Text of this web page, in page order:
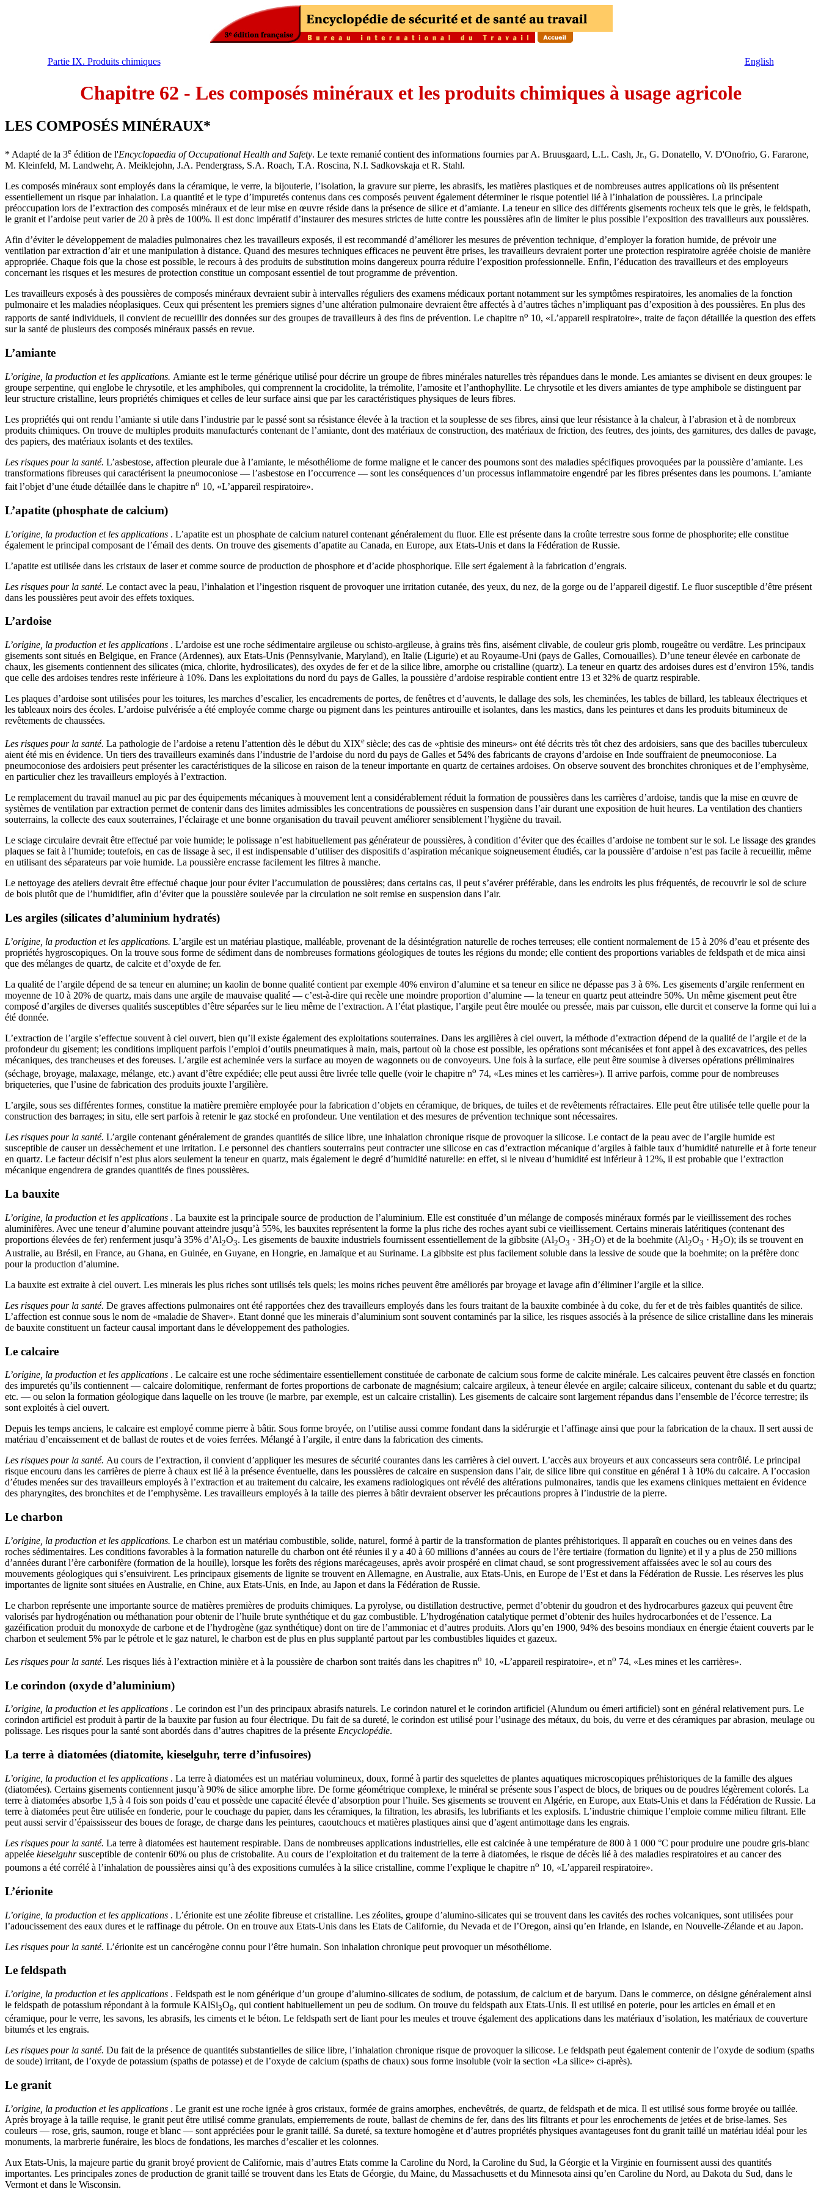
Partie IX. Produits chimiques English
Chapitre 62 - Les composés minéraux et les produits chimiques à usage agricole
LES COMPOSÉS MINÉRAUX*
* Adapté de la 3e édition de l'Encyclopaedia of Occupational Health and Safety. Le texte remanié contient des informations fournies par A. Bruusgaard, L.L. Cash, Jr., G. Donatello, V. D'Onofrio, G. Fararone,
M. Kleinfeld, M. Landwehr, A. Meiklejohn, J.A. Pendergrass, S.A. Roach, T.A. Roscina, N.I. Sadkovskaja et R. Stahl.
Les composés minéraux sont employés dans la céramique, le verre, la bijouterie, l’isolation, la gravure sur pierre, les abrasifs, les matières plastiques et de nombreuses autres applications où ils présentent
essentiellement un risque par inhalation. La quantité et le type d’impuretés contenus dans ces composés peuvent également déterminer le risque potentiel lié à l’inhalation de poussières. La principale
préoccupation lors de l’extraction des composés minéraux et de leur mise en œuvre réside dans la présence de silice et d’amiante. La teneur en silice des différents gisements rocheux tels que le grès, le feldspath,
le granit et l’ardoise peut varier de 20 à près de 100%. Il est donc impératif d’instaurer des mesures strictes de lutte contre les poussières afin de limiter le plus possible l’exposition des travailleurs aux poussières.
Afin d’éviter le développement de maladies pulmonaires chez les travailleurs exposés, il est recommandé d’améliorer les mesures de prévention technique, d’employer la foration humide, de prévoir une
ventilation par extraction d’air et une manipulation à distance. Quand des mesures techniques efficaces ne peuvent être prises, les travailleurs devraient porter une protection respiratoire agréée choisie de manière
appropriée. Chaque fois que la chose est possible, le recours à des produits de substitution moins dangereux pourra réduire l’exposition professionnelle. Enfin, l’éducation des travailleurs et des employeurs
concernant les risques et les mesures de protection constitue un composant essentiel de tout programme de prévention.
Les travailleurs exposés à des poussières de composés minéraux devraient subir à intervalles réguliers des examens médicaux portant notamment sur les symptômes respiratoires, les anomalies de la fonction
pulmonaire et les maladies néoplasiques. Ceux qui présentent les premiers signes d’une altération pulmonaire devraient être affectés à d’autres tâches n’impliquant pas d’exposition à des poussières. En plus des
rapports de santé individuels, il convient de recueillir des données sur des groupes de travailleurs à des fins de prévention. Le chapitre no 10, «L’appareil respiratoire», traite de façon détaillée la question des effets
sur la santé de plusieurs des composés minéraux passés en revue.
L’amiante
L’origine, la production et les applications. Amiante est le terme générique utilisé pour décrire un groupe de fibres minérales naturelles très répandues dans le monde. Les amiantes se divisent en deux groupes: le
groupe serpentine, qui englobe le chrysotile, et les amphiboles, qui comprennent la crocidolite, la trémolite, l’amosite et l’anthophyllite. Le chrysotile et les divers amiantes de type amphibole se distinguent par
leur structure cristalline, leurs propriétés chimiques et celles de leur surface ainsi que par les caractéristiques physiques de leurs fibres.
Les propriétés qui ont rendu l’amiante si utile dans l’industrie par le passé sont sa résistance élevée à la traction et la souplesse de ses fibres, ainsi que leur résistance à la chaleur, à l’abrasion et à de nombreux
produits chimiques. On trouve de multiples produits manufacturés contenant de l’amiante, dont des matériaux de construction, des matériaux de friction, des feutres, des joints, des garnitures, des dalles de pavage,
des papiers, des matériaux isolants et des textiles.
Les risques pour la santé. L’asbestose, affection pleurale due à l’amiante, le mésothéliome de forme maligne et le cancer des poumons sont des maladies spécifiques provoquées par la poussière d’amiante. Les
transformations fibreuses qui caractérisent la pneumoconiose — l’asbestose en l’occurrence — sont les conséquences d’un processus inflammatoire engendré par les fibres présentes dans les poumons. L’amiante
fait l’objet d’une étude détaillée dans le chapitre no 10, «L’appareil respiratoire».
L’apatite (phosphate de calcium)
L’origine, la production et les applications . L’apatite est un phosphate de calcium naturel contenant généralement du fluor. Elle est présente dans la croûte terrestre sous forme de phosphorite; elle constitue
également le principal composant de l’émail des dents. On trouve des gisements d’apatite au Canada, en Europe, aux Etats-Unis et dans la Fédération de Russie.
L’apatite est utilisée dans les cristaux de laser et comme source de production de phosphore et d’acide phosphorique. Elle sert également à la fabrication d’engrais.
Les risques pour la santé. Le contact avec la peau, l’inhalation et l’ingestion risquent de provoquer une irritation cutanée, des yeux, du nez, de la gorge ou de l’appareil digestif. Le fluor susceptible d’être présent
dans les poussières peut avoir des effets toxiques.
L’ardoise
L’origine, la production et les applications . L’ardoise est une roche sédimentaire argileuse ou schisto-argileuse, à grains très fins, aisément clivable, de couleur gris plomb, rougeâtre ou verdâtre. Les principaux
gisements sont situés en Belgique, en France (Ardennes), aux Etats-Unis (Pennsylvanie, Maryland), en Italie (Ligurie) et au Royaume-Uni (pays de Galles, Cornouailles). D’une teneur élevée en carbonate de
chaux, les gisements contiennent des silicates (mica, chlorite, hydrosilicates), des oxydes de fer et de la silice libre, amorphe ou cristalline (quartz). La teneur en quartz des ardoises dures est d’environ 15%, tandis
que celle des ardoises tendres reste inférieure à 10%. Dans les exploitations du nord du pays de Galles, la poussière d’ardoise respirable contient entre 13 et 32% de quartz respirable.
Les plaques d’ardoise sont utilisées pour les toitures, les marches d’escalier, les encadrements de portes, de fenêtres et d’auvents, le dallage des sols, les cheminées, les tables de billard, les tableaux électriques et
les tableaux noirs des écoles. L’ardoise pulvérisée a été employée comme charge ou pigment dans les peintures antirouille et isolantes, dans les mastics, dans les peintures et dans les produits bitumineux de
revêtements de chaussées.
Les risques pour la santé. La pathologie de l’ardoise a retenu l’attention dès le début du XIXe siècle; des cas de «phtisie des mineurs» ont été décrits très tôt chez des ardoisiers, sans que des bacilles tuberculeux
aient été mis en évidence. Un tiers des travailleurs examinés dans l’industrie de l’ardoise du nord du pays de Galles et 54% des fabricants de crayons d’ardoise en Inde souffraient de pneumoconiose. La
pneumoconiose des ardoisiers peut présenter les caractéristiques de la silicose en raison de la teneur importante en quartz de certaines ardoises. On observe souvent des bronchites chroniques et de l’emphysème,
en particulier chez les travailleurs employés à l’extraction.
Le remplacement du travail manuel au pic par des équipements mécaniques à mouvement lent a considérablement réduit la formation de poussières dans les carrières d’ardoise, tandis que la mise en œuvre de
systèmes de ventilation par extraction permet de contenir dans des limites admissibles les concentrations de poussières en suspension dans l’air durant une exposition de huit heures. La ventilation des chantiers
souterrains, la collecte des eaux souterraines, l’éclairage et une bonne organisation du travail peuvent améliorer sensiblement l’hygiène du travail.
Le sciage circulaire devrait être effectué par voie humide; le polissage n’est habituellement pas générateur de poussières, à condition d’éviter que des écailles d’ardoise ne tombent sur le sol. Le lissage des grandes
plaques se fait à l’humide; toutefois, en cas de lissage à sec, il est indispensable d’utiliser des dispositifs d’aspiration mécanique soigneusement étudiés, car la poussière d’ardoise n’est pas facile à recueillir, même
en utilisant des séparateurs par voie humide. La poussière encrasse facilement les filtres à manche.
Le nettoyage des ateliers devrait être effectué chaque jour pour éviter l’accumulation de poussières; dans certains cas, il peut s’avérer préférable, dans les endroits les plus fréquentés, de recouvrir le sol de sciure
de bois plutôt que de l’humidifier, afin d’éviter que la poussière soulevée par la circulation ne soit remise en suspension dans l’air.
Les argiles (silicates d’aluminium hydratés)
L’origine, la production et les applications. L’argile est un matériau plastique, malléable, provenant de la désintégration naturelle de roches terreuses; elle contient normalement de 15 à 20% d’eau et présente des
propriétés hygroscopiques. On la trouve sous forme de sédiment dans de nombreuses formations géologiques de toutes les régions du monde; elle contient des proportions variables de feldspath et de mica ainsi
que des mélanges de quartz, de calcite et d’oxyde de fer.
La qualité de l’argile dépend de sa teneur en alumine; un kaolin de bonne qualité contient par exemple 40% environ d’alumine et sa teneur en silice ne dépasse pas 3 à 6%. Les gisements d’argile renferment en
moyenne de 10 à 20% de quartz, mais dans une argile de mauvaise qualité — c’est-à-dire qui recèle une moindre proportion d’alumine — la teneur en quartz peut atteindre 50%. Un même gisement peut être
composé d’argiles de diverses qualités susceptibles d’être séparées sur le lieu même de l’extraction. A l’état plastique, l’argile peut être moulée ou pressée, mais par cuisson, elle durcit et conserve la forme qui lui a
été donnée.
L’extraction de l’argile s’effectue souvent à ciel ouvert, bien qu’il existe également des exploitations souterraines. Dans les argilières à ciel ouvert, la méthode d’extraction dépend de la qualité de l’argile et de la
profondeur du gisement; les conditions impliquent parfois l’emploi d’outils pneumatiques à main, mais, partout où la chose est possible, les opérations sont mécanisées et font appel à des excavatrices, des pelles
mécaniques, des trancheuses et des foreuses. L’argile est acheminée vers la surface au moyen de wagonnets ou de convoyeurs. Une fois à la surface, elle peut être soumise à diverses opérations préliminaires
(séchage, broyage, malaxage, mélange, etc.) avant d’être expédiée; elle peut aussi être livrée telle quelle (voir le chapitre no 74, «Les mines et les carrières»). Il arrive parfois, comme pour de nombreuses
briqueteries, que l’usine de fabrication des produits jouxte l’argilière.
L’argile, sous ses différentes formes, constitue la matière première employée pour la fabrication d’objets en céramique, de briques, de tuiles et de revêtements réfractaires. Elle peut être utilisée telle quelle pour la
construction des barrages; in situ, elle sert parfois à retenir le gaz stocké en profondeur. Une ventilation et des mesures de prévention technique sont nécessaires.
Les risques pour la santé. L’argile contenant généralement de grandes quantités de silice libre, une inhalation chronique risque de provoquer la silicose. Le contact de la peau avec de l’argile humide est
susceptible de causer un dessèchement et une irritation. Le personnel des chantiers souterrains peut contracter une silicose en cas d’extraction mécanique d’argiles à faible taux d’humidité naturelle et à forte teneur
en quartz. Le facteur décisif n’est plus alors seulement la teneur en quartz, mais également le degré d’humidité naturelle: en effet, si le niveau d’humidité est inférieur à 12%, il est probable que l’extraction
mécanique engendrera de grandes quantités de fines poussières.
La bauxite
L’origine, la production et les applications . La bauxite est la principale source de production de l’aluminium. Elle est constituée d’un mélange de composés minéraux formés par le vieillissement des roches
aluminifères. Avec une teneur d’alumine pouvant atteindre jusqu’à 55%, les bauxites représentent la forme la plus riche des roches ayant subi ce vieillissement. Certains minerais latéritiques (contenant des
proportions élevées de fer) renferment jusqu’à 35% d’Al2O3. Les gisements de bauxite industriels fournissent essentiellement de la gibbsite (Al2O3 · 3H2O) et de la boehmite (Al2O3 · H2O); ils se trouvent en
Australie, au Brésil, en France, au Ghana, en Guinée, en Guyane, en Hongrie, en Jamaïque et au Suriname. La gibbsite est plus facilement soluble dans la lessive de soude que la boehmite; on la préfère donc
pour la production d’alumine.
La bauxite est extraite à ciel ouvert. Les minerais les plus riches sont utilisés tels quels; les moins riches peuvent être améliorés par broyage et lavage afin d’éliminer l’argile et la silice.
Les risques pour la santé. De graves affections pulmonaires ont été rapportées chez des travailleurs employés dans les fours traitant de la bauxite combinée à du coke, du fer et de très faibles quantités de silice.
L’affection est connue sous le nom de «maladie de Shaver». Etant donné que les minerais d’aluminium sont souvent contaminés par la silice, les risques associés à la présence de silice cristalline dans les minerais
de bauxite constituent un facteur causal important dans le développement des pathologies.
Le calcaire
L’origine, la production et les applications . Le calcaire est une roche sédimentaire essentiellement constituée de carbonate de calcium sous forme de calcite minérale. Les calcaires peuvent être classés en fonction
des impuretés qu’ils contiennent — calcaire dolomitique, renfermant de fortes proportions de carbonate de magnésium; calcaire argileux, à teneur élevée en argile; calcaire siliceux, contenant du sable et du quartz;
etc. — ou selon la formation géologique dans laquelle on les trouve (le marbre, par exemple, est un calcaire cristallin). Les gisements de calcaire sont largement répandus dans l’ensemble de l’écorce terrestre; ils
sont exploités à ciel ouvert.
Depuis les temps anciens, le calcaire est employé comme pierre à bâtir. Sous forme broyée, on l’utilise aussi comme fondant dans la sidérurgie et l’affinage ainsi que pour la fabrication de la chaux. Il sert aussi de
matériau d’encaissement et de ballast de routes et de voies ferrées. Mélangé à l’argile, il entre dans la fabrication des ciments.
Les risques pour la santé. Au cours de l’extraction, il convient d’appliquer les mesures de sécurité courantes dans les carrières à ciel ouvert. L’accès aux broyeurs et aux concasseurs sera contrôlé. Le principal
risque encouru dans les carrières de pierre à chaux est lié à la présence éventuelle, dans les poussières de calcaire en suspension dans l’air, de silice libre qui constitue en général 1 à 10% du calcaire. A l’occasion
d’études menées sur des travailleurs employés à l’extraction et au traitement du calcaire, les examens radiologiques ont révélé des altérations pulmonaires, tandis que les examens cliniques mettaient en évidence
des pharyngites, des bronchites et de l’emphysème. Les travailleurs employés à la taille des pierres à bâtir devraient observer les précautions propres à l’industrie de la pierre.
Le charbon
L’origine, la production et les applications. Le charbon est un matériau combustible, solide, naturel, formé à partir de la transformation de plantes préhistoriques. Il apparaît en couches ou en veines dans des
roches sédimentaires. Les conditions favorables à la formation naturelle du charbon ont été réunies il y a 40 à 60 millions d’années au cours de l’ère tertiaire (formation du lignite) et il y a plus de 250 millions
d’années durant l’ère carbonifère (formation de la houille), lorsque les forêts des régions marécageuses, après avoir prospéré en climat chaud, se sont progressivement affaissées avec le sol au cours des
mouvements géologiques qui s’ensuivirent. Les principaux gisements de lignite se trouvent en Allemagne, en Australie, aux Etats-Unis, en Europe de l’Est et dans la Fédération de Russie. Les réserves les plus
importantes de lignite sont situées en Australie, en Chine, aux Etats-Unis, en Inde, au Japon et dans la Fédération de Russie.
Le charbon représente une importante source de matières premières de produits chimiques. La pyrolyse, ou distillation destructive, permet d’obtenir du goudron et des hydrocarbures gazeux qui peuvent être
valorisés par hydrogénation ou méthanation pour obtenir de l’huile brute synthétique et du gaz combustible. L’hydrogénation catalytique permet d’obtenir des huiles hydrocarbonées et de l’essence. La
gazéification produit du monoxyde de carbone et de l’hydrogène (gaz synthétique) dont on tire de l’ammoniac et d’autres produits. Alors qu’en 1900, 94% des besoins mondiaux en énergie étaient couverts par le
charbon et seulement 5% par le pétrole et le gaz naturel, le charbon est de plus en plus supplanté partout par les combustibles liquides et gazeux.
Les risques pour la santé. Les risques liés à l’extraction minière et à la poussière de charbon sont traités dans les chapitres no 10, «L’appareil respiratoire», et no 74, «Les mines et les carrières».
Le corindon (oxyde d’aluminium)
L’origine, la production et les applications . Le corindon est l’un des principaux abrasifs naturels. Le corindon naturel et le corindon artificiel (Alundum ou émeri artificiel) sont en général relativement purs. Le
corindon artificiel est produit à partir de la bauxite par fusion au four électrique. Du fait de sa dureté, le corindon est utilisé pour l’usinage des métaux, du bois, du verre et des céramiques par abrasion, meulage ou
polissage. Les risques pour la santé sont abordés dans d’autres chapitres de la présente Encyclopédie.
La terre à diatomées (diatomite, kieselguhr, terre d’infusoires)
L’origine, la production et les applications . La terre à diatomées est un matériau volumineux, doux, formé à partir des squelettes de plantes aquatiques microscopiques préhistoriques de la famille des algues
(diatomées). Certains gisements contiennent jusqu’à 90% de silice amorphe libre. De forme géométrique complexe, le minéral se présente sous l’aspect de blocs, de briques ou de poudres légèrement colorés. La
terre à diatomées absorbe 1,5 à 4 fois son poids d’eau et possède une capacité élevée d’absorption pour l’huile. Ses gisements se trouvent en Algérie, en Europe, aux Etats-Unis et dans la Fédération de Russie. La
terre à diatomées peut être utilisée en fonderie, pour le couchage du papier, dans les céramiques, la filtration, les abrasifs, les lubrifiants et les explosifs. L’industrie chimique l’emploie comme milieu filtrant. Elle
peut aussi servir d’épaississeur des boues de forage, de charge dans les peintures, caoutchoucs et matières plastiques ainsi que d’agent antimottage dans les engrais.
Les risques pour la santé. La terre à diatomées est hautement respirable. Dans de nombreuses applications industrielles, elle est calcinée à une température de 800 à 1 000 °C pour produire une poudre gris-blanc
appelée kieselguhrsusceptible de contenir 60% ou plus de cristobalite. Au cours de l’exploitation et du traitement de la terre à diatomées, le risque de décès lié à des maladies respiratoires et au cancer des
poumons a été corrélé à l’inhalation de poussières ainsi qu’à des expositions cumulées à la silice cristalline, comme l’explique le chapitre no 10, «L’appareil respiratoire».
L’érionite
L’origine, la production et les applications . L’érionite est une zéolite fibreuse et cristalline. Les zéolites, groupe d’alumino-silicates qui se trouvent dans les cavités des roches volcaniques, sont utilisées pour
l’adoucissement des eaux dures et le raffinage du pétrole. On en trouve aux Etats-Unis dans les Etats de Californie, du Nevada et de l’Oregon, ainsi qu’en Irlande, en Islande, en Nouvelle-Zélande et au Japon.
Les risques pour la santé. L’érionite est un cancérogène connu pour l’être humain. Son inhalation chronique peut provoquer un mésothéliome.
Le feldspath
L’origine, la production et les applications . Feldspath est le nom générique d’un groupe d’alumino-silicates de sodium, de potassium, de calcium et de baryum. Dans le commerce, on désigne généralement ainsi
le feldspath de potassium répondant à la formule KAlSi3O8, qui contient habituellement un peu de sodium. On trouve du feldspath aux Etats-Unis. Il est utilisé en poterie, pour les articles en émail et en
céramique, pour le verre, les savons, les abrasifs, les ciments et le béton. Le feldspath sert de liant pour les meules et trouve également des applications dans les matériaux d’isolation, les matériaux de couverture
bitumés et les engrais.
Les risques pour la santé. Du fait de la présence de quantités substantielles de silice libre, l’inhalation chronique risque de provoquer la silicose. Le feldspath peut également contenir de l’oxyde de sodium (spaths
de soude) irritant, de l’oxyde de potassium (spaths de potasse) et de l’oxyde de calcium (spaths de chaux) sous forme insoluble (voir la section «La silice» ci-après).
Le granit
L’origine, la production et les applications . Le granit est une roche ignée à gros cristaux, formée de grains amorphes, enchevêtrés, de quartz, de feldspath et de mica. Il est utilisé sous forme broyée ou taillée.
Après broyage à la taille requise, le granit peut être utilisé comme granulats, empierrements de route, ballast de chemins de fer, dans des lits filtrants et pour les enrochements de jetées et de brise-lames. Ses
couleurs — rose, gris, saumon, rouge et blanc — sont appréciées pour le granit taillé. Sa dureté, sa texture homogène et d’autres propriétés physiques avantageuses font du granit taillé un matériau idéal pour les
monuments, la marbrerie funéraire, les blocs de fondations, les marches d’escalier et les colonnes.
Aux Etats-Unis, la majeure partie du granit broyé provient de Californie, mais d’autres Etats comme la Caroline du Nord, la Caroline du Sud, la Géorgie et la Virginie en fournissent aussi des quantités
importantes. Les principales zones de production de granit taillé se trouvent dans les Etats de Géorgie, du Maine, du Massachusetts et du Minnesota ainsi qu’en Caroline du Nord, au Dakota du Sud, dans le
Vermont et dans le Wisconsin.